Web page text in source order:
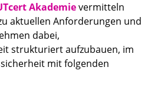
Akademievermitteln
aktuellen Anforderungen und
dabei,
strukturiert aufzubauen, im
mit folgenden